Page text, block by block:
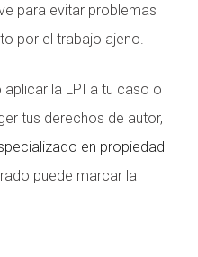
para evitar problemas
por el trabajo ajeno.
la LPI a tu caso o
tus derechos de autor,
en propiedad
puede marcar la